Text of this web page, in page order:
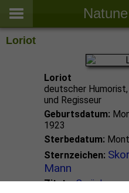
Loriot
Loriot
deutscher
und Regisseur
Geburtsdatum:
1923
Sterbedatum:
Sternzeichen:
Mann
Zitate: Sprüche